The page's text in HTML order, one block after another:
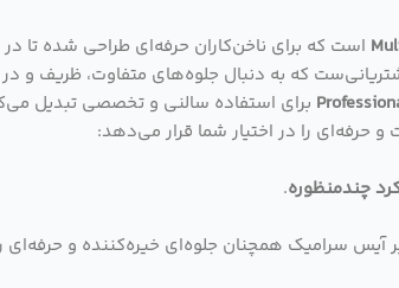
است که برای ناخن‌کاران حرفه‌ای طراحی شده تا
که به دنبال جلوه‌های متفاوت، ظریف و
برای استفاده سالنی و تخصصی تبدیل
حرفه‌ای را در اختیار شما قرار می‌دهد:
چندمنظوره.
آیس سرامیک همچنان جلوه‌ای خیره‌کننده و